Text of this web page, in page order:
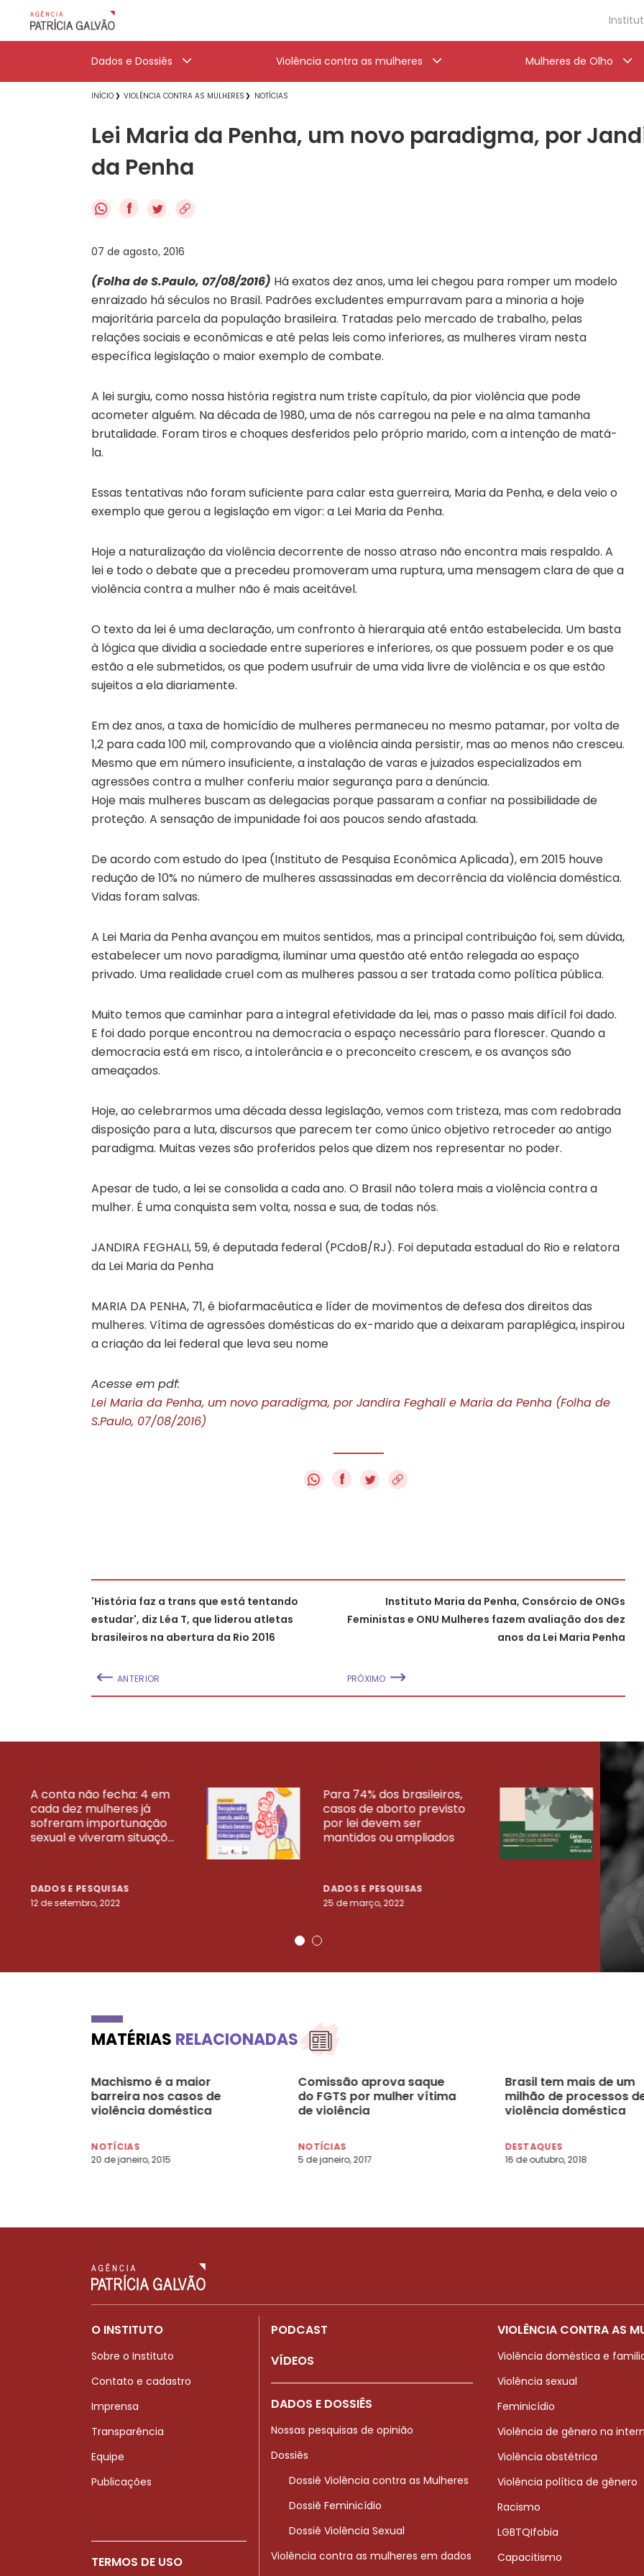
Dados e Dossiês Violência contra as mulheres Mulheres de Olho
INÍCIO VIOLÊNCIA CONTRA AS MULHERES NOTÍCIAS
Lei Maria da Penha, um novo paradigma, por
da Penha
f
07 de agosto, 2016
(Folha de S.Paulo, 07/08/2016) Há exatos dez anos, uma lei chegou para romper um modelo
enraizado há séculos no Brasil. Padrões excludentes empurravam para a minoria a hoje
majoritária parcela da população brasileira. Tratadas pelo mercado de trabalho, pelas
relações sociais e econômicas e até pelas leis como inferiores, as mulheres viram nesta
específica legislação o maior exemplo de combate.
A lei surgiu, como nossa história registra num triste capítulo, da pior violência que pode
acometer alguém. Na década de 1980, uma de nós carregou na pele e na alma tamanha
brutalidade. Foram tiros e choques desferidos pelo próprio marido, com a intenção de matá-
la.
Essas tentativas não foram suficiente para calar esta guerreira, Maria da Penha, e dela veio o
exemplo que gerou a legislação em vigor: a Lei Maria da Penha.
Hoje a naturalização da violência decorrente de nosso atraso não encontra mais respaldo. A
lei e todo o debate que a precedeu promoveram uma ruptura, uma mensagem clara de que a
violência contra a mulher não é mais aceitável.
O texto da lei é uma declaração, um confronto à hierarquia até então estabelecida. Um basta
à lógica que dividia a sociedade entre superiores e inferiores, os que possuem poder e os que
estão a ele submetidos, os que podem usufruir de uma vida livre de violência e os que estão
sujeitos a ela diariamente.
Em dez anos, a taxa de homicídio de mulheres permaneceu no mesmo patamar, por volta de
1,2 para cada 100 mil, comprovando que a violência ainda persistir, mas ao menos não cresceu.
Mesmo que em número insuficiente, a instalação de varas e juizados especializados em
agressões contra a mulher conferiu maior segurança para a denúncia.
Hoje mais mulheres buscam as delegacias porque passaram a confiar na possibilidade de
proteção. A sensação de impunidade foi aos poucos sendo afastada.
De acordo com estudo do Ipea (Instituto de Pesquisa Econômica Aplicada), em 2015 houve
redução de 10% no número de mulheres assassinadas em decorrência da violência doméstica.
Vidas foram salvas.
A Lei Maria da Penha avançou em muitos sentidos, mas a principal contribuição foi, sem dúvida,
estabelecer um novo paradigma, iluminar uma questão até então relegada ao espaço
privado. Uma realidade cruel com as mulheres passou a ser tratada como política pública.
Muito temos que caminhar para a integral efetividade da lei, mas o passo mais difícil foi dado.
E foi dado porque encontrou na democracia o espaço necessário para florescer. Quando a
democracia está em risco, a intolerância e o preconceito crescem, e os avanços são
ameaçados.
Hoje, ao celebrarmos uma década dessa legislação, vemos com tristeza, mas com redobrada
disposição para a luta, discursos que parecem ter como único objetivo retroceder ao antigo
paradigma. Muitas vezes são proferidos pelos que dizem nos representar no poder.
Apesar de tudo, a lei se consolida a cada ano. O Brasil não tolera mais a violência contra a
mulher. É uma conquista sem volta, nossa e sua, de todas nós.
JANDIRA FEGHALI, 59, é deputada federal (PCdoB/RJ). Foi deputada estadual do Rio e relatora
da Lei Maria da Penha
MARIA DA PENHA, 71, é biofarmacêutica e líder de movimentos de defesa dos direitos das
mulheres. Vítima de agressões domésticas do ex-marido que a deixaram paraplégica, inspirou
a criação da lei federal que leva seu nome
Acesse em pdf:
Lei Maria da Penha, um novo paradigma, por Jandira Feghali e Maria da Penha (Folha de
S.Paulo, 07/08/2016)
f
'História faz a trans que está tentando
estudar', diz Léa T, que liderou atletas
brasileiros na abertura da Rio 2016
ANTERIOR
Instituto Maria da Penha, Consórcio de ONGs
Feministas e ONU Mulheres fazem avaliação dos dez
anos da Lei Maria Penha
PRÓXIMO
A conta não fecha: 4 em
cada dez mulheres já
sofreram importunação
sexual e viveram situaçõ...
DADOS E PESQUISAS
12 de setembro, 2022
Para 74% dos brasileiros,
casos de aborto previsto
por lei devem ser
mantidos ou ampliados
DADOS E PESQUISAS
25 de março, 2022
23
VEJA MAIS PESQUISAS
MATÉRIAS RELACIONADAS
Machismo é a maior
barreira nos casos de
violência doméstica
NOTÍCIAS
20 de janeiro, 2015
Comissão aprova saque
do FGTS por mulher vítima
de violência
NOTÍCIAS
5 de janeiro, 2017
Brasil tem mais de um
milhão de processos
violência doméstica
DESTAQUES
16 de outubro, 2018
O INSTITUTO
Sobre o Instituto
Contato e cadastro
Imprensa
Transparência
Equipe
Publicações
TERMOS DE USO
PODCAST
VÍDEOS
DADOS E DOSSIÊS
Nossas pesquisas de opinião
Dossiês
Dossiê Violência contra as Mulheres
Dossiê Feminicídio
Dossiê Violência Sexual
Violência contra as mulheres em dados
VIOLÊNCIA CONTRA AS
Violência doméstica e
Violência sexual
Feminicídio
Violência de gênero na
Violência obstétrica
Violência política de gênero
Racismo
LGBTQIfobia
Capacitismo